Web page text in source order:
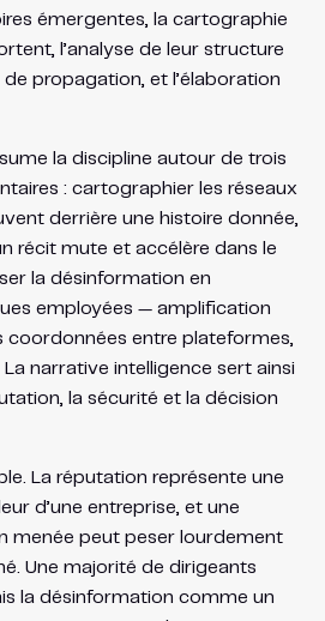
émergentes, la cartographie
l’analyse de leur structure
propagation, et l’élaboration
la discipline autour de trois
: cartographier les réseaux
derrière une histoire donnée,
récit mute et accélère dans le
la désinformation en
employées — amplification
entre plateformes,
narrative intelligence sert ainsi
la sécurité et la décision
La réputation représente une
d’une entreprise, et une
menée peut peser lourdement
Une majorité de dirigeants
la désinformation comme un